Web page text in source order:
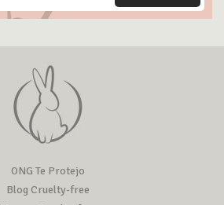
ONG Te Protejo
Blog Cruelty-free